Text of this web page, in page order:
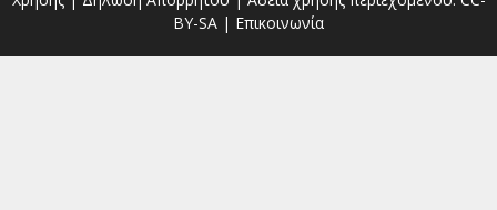
BY-SA | Επικοινωνία